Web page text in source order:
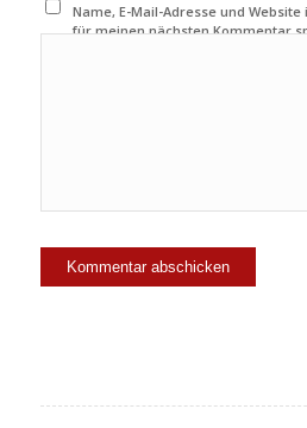
Name, E-Mail-Adresse und
für meinen nächsten Kommentar